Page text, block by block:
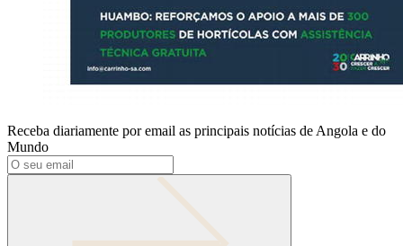
Receba diariamente por email as principais notícias de Angola e do
Mundo